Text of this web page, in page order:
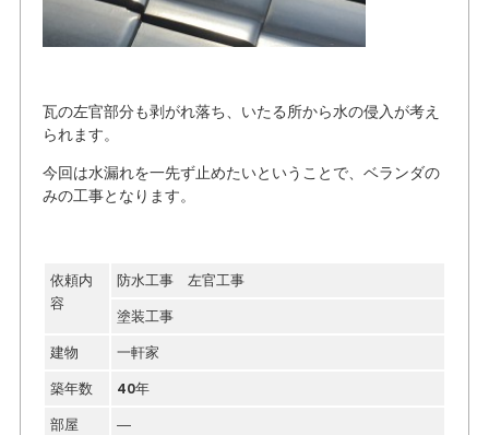
瓦の左官部分も剥がれ落ち、いたる所から水の侵入が考え
られます。
今回は水漏れを一先ず止めたいということで、ベランダの
みの工事となります。
依頼内
容
防水工事 左官工事
塗装工事
建物
一軒家
築年数
40年
部屋
―